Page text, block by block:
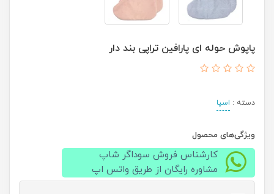
پاپوش حوله ای پارافین تراپی بند دار
دسته : اسپا
ویژگی‌های محصول
کارشناس فروش سوداگر شاپ
مشاوره رایگان از طریق واتس اپ